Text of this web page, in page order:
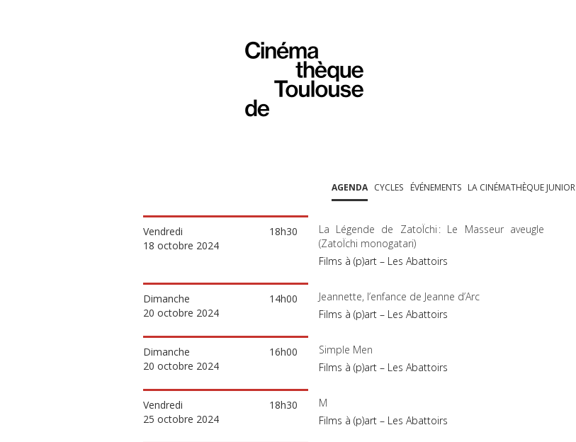
AGENDA CYCLES ÉVÉNEMENTS LA CINÉMATHÈQUE JUNIOR
18h30
Vendredi
18 octobre 2024
La Légende de ZatoÏchi : Le Masseur aveugle
(ZatoÏchi monogatari)
Films à (p)art – Les Abattoirs
14h00
Dimanche
20 octobre 2024
Jeannette, l’enfance de Jeanne d’Arc
Films à (p)art – Les Abattoirs
16h00
Dimanche
20 octobre 2024
Simple Men
Films à (p)art – Les Abattoirs
18h30
Vendredi
25 octobre 2024
M
Films à (p)art – Les Abattoirs